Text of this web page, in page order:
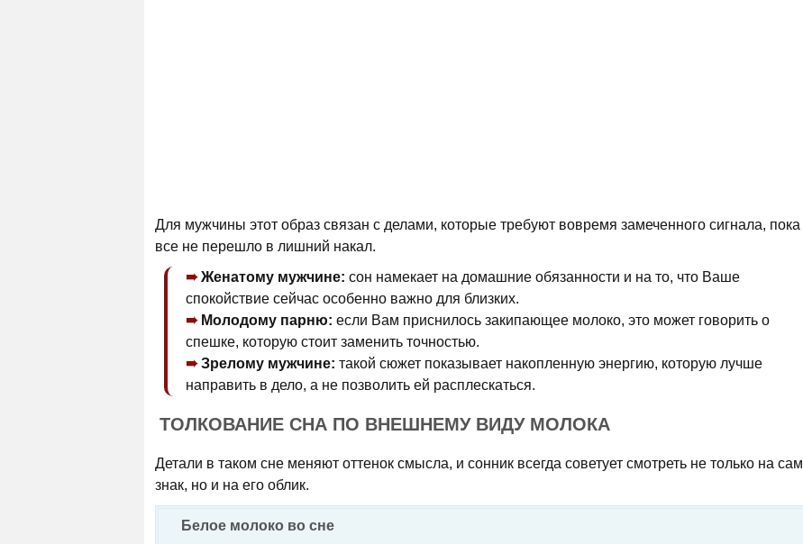
Для мужчины этот образ связан с делами, которые требуют вовремя замеченного сигнала, пока
все не перешло в лишний накал.
Женатому мужчине: сон намекает на домашние обязанности и на то, что Ваше
спокойствие сейчас особенно важно для близких.
Молодому парню: если Вам приснилось закипающее молоко, это может говорить о
спешке, которую стоит заменить точностью.
Зрелому мужчине: такой сюжет показывает накопленную энергию, которую лучше
направить в дело, а не позволить ей расплескаться.
ТОЛКОВАНИЕ СНА ПО ВНЕШНЕМУ ВИДУ МОЛОКА
Детали в таком сне меняют оттенок смысла, и сонник всегда советует смотреть не только на сам
знак, но и на его облик.
Белое молоко во сне